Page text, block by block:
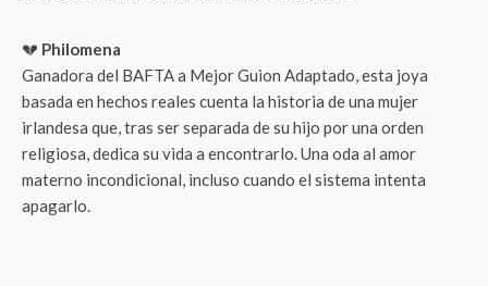
💔 Philomena
Ganadora del BAFTA a Mejor Guion Adaptado, esta joya
basada en hechos reales cuenta la historia de una mujer
irlandesa que, tras ser separada de su hijo por una orden
religiosa, dedica su vida a encontrarlo. Una oda al amor
materno incondicional, incluso cuando el sistema intenta
apagarlo.